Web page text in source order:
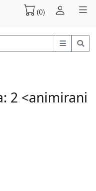
(0)
2 <animirani